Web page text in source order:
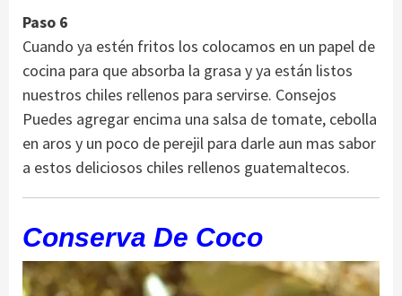
Paso 6
Cuando ya estén fritos los colocamos en un papel de
cocina para que absorba la grasa y ya están listos
nuestros chiles rellenos para servirse. Consejos
Puedes agregar encima una salsa de tomate, cebolla
en aros y un poco de perejil para darle aun mas sabor
a estos deliciosos chiles rellenos guatemaltecos.
Conserva De Coco